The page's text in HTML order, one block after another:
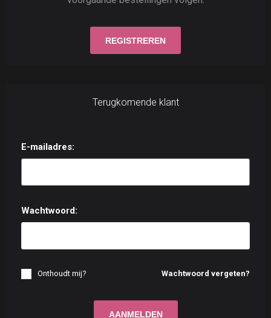
Terugkomende klant
E-mailadres:
Wachtwoord:
Wachtwoord vergeten?
Onthoudt mij?